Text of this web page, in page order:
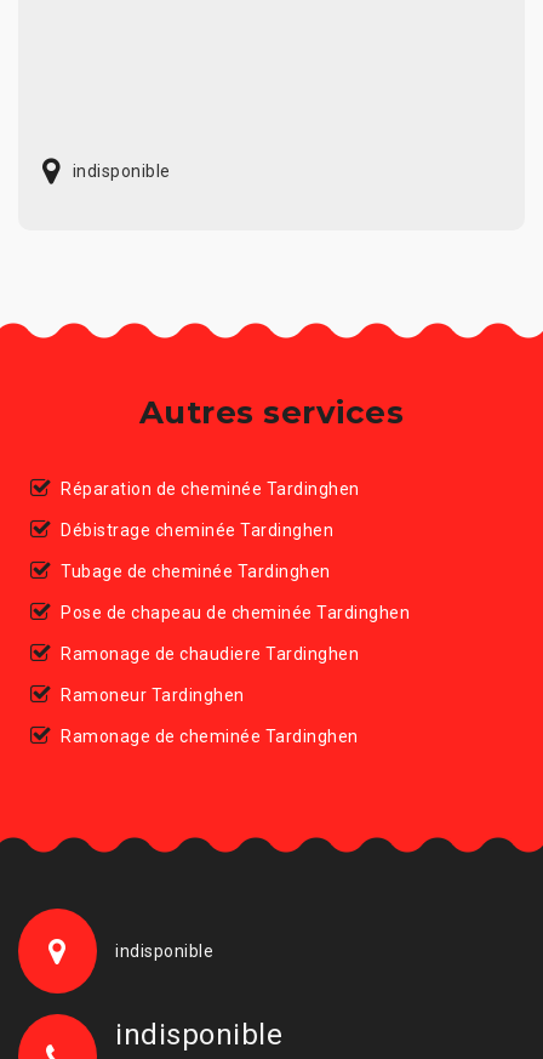
indisponible
Autres services
Réparation de cheminée Tardinghen
Débistrage cheminée Tardinghen
Tubage de cheminée Tardinghen
Pose de chapeau de cheminée Tardinghen
Ramonage de chaudiere Tardinghen
Ramoneur Tardinghen
Ramonage de cheminée Tardinghen
indisponible
indisponible